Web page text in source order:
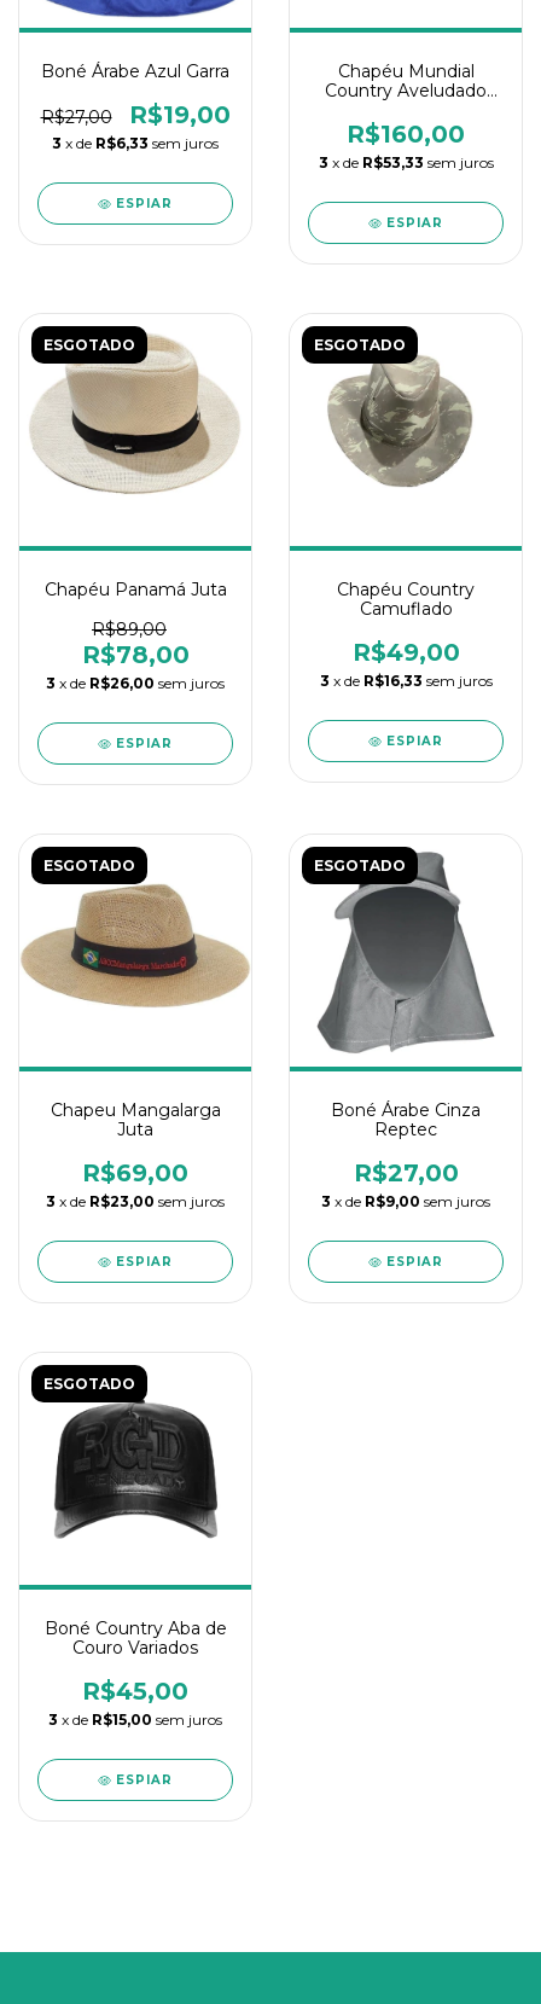
Boné Árabe Azul Garra
R$27,00 R$19,00
3 x de R$6,33 sem juros
ESPIAR
Chapéu Mundial
Country Aveludado
R$160,00
3 x de R$53,33 sem juros
ESPIAR
ESGOTADO
Chapéu Panamá Juta
R$89,00
R$78,00
3 x de R$26,00 sem juros
ESPIAR
ESGOTADO
Chapéu Country
Camuflado
R$49,00
3 x de R$16,33 sem juros
ESPIAR
ESGOTADO
Chapeu Mangalarga
Juta
R$69,00
3 x de R$23,00 sem juros
ESPIAR
ESGOTADO
Boné Árabe Cinza
Reptec
R$27,00
3 x de R$9,00 sem juros
ESPIAR
ESGOTADO
Boné Country Aba de
Couro Variados
R$45,00
3 x de R$15,00 sem juros
ESPIAR